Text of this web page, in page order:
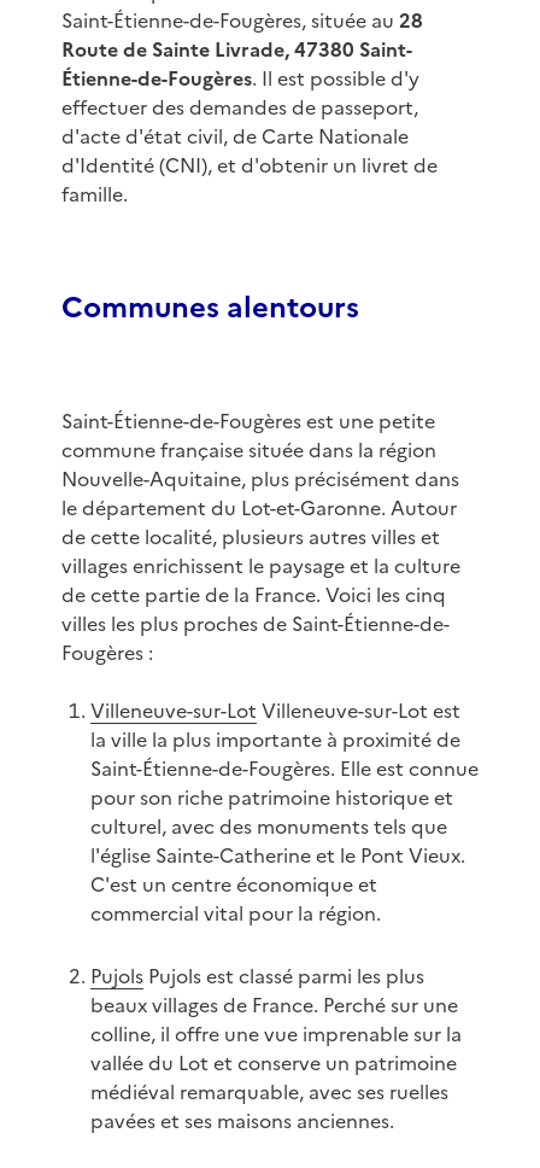
Saint-Étienne-de-Fougères, située au 28
Route de Sainte Livrade, 47380 Saint-
Étienne-de-Fougères. Il est possible d'y
effectuer des demandes de passeport,
d'acte d'état civil, de Carte Nationale
d'Identité (CNI), et d'obtenir un livret de
famille.
Communes alentours
Saint-Étienne-de-Fougères est une petite
commune française située dans la région
Nouvelle-Aquitaine, plus précisément dans
le département du Lot-et-Garonne. Autour
de cette localité, plusieurs autres villes et
villages enrichissent le paysage et la culture
de cette partie de la France. Voici les cinq
villes les plus proches de Saint-Étienne-de-
Fougères :
Villeneuve-sur-Lot Villeneuve-sur-Lot est
la ville la plus importante à proximité de
Saint-Étienne-de-Fougères. Elle est connue
pour son riche patrimoine historique et
culturel, avec des monuments tels que
l'église Sainte-Catherine et le Pont Vieux.
C'est un centre économique et
commercial vital pour la région.
PujolsPujols est classé parmi les plus
beaux villages de France. Perché sur une
colline, il offre une vue imprenable sur la
vallée du Lot et conserve un patrimoine
médiéval remarquable, avec ses ruelles
pavées et ses maisons anciennes.